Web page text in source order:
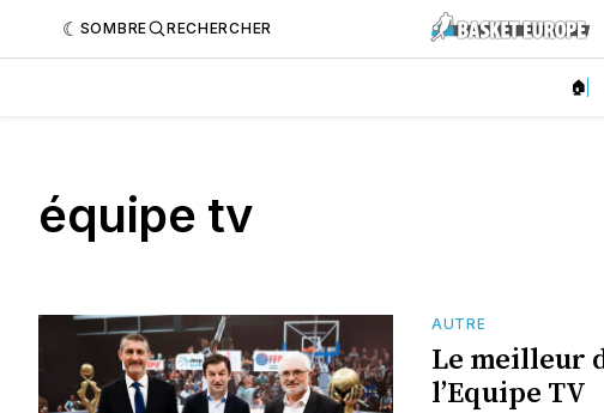
SOMBRE RECHERCHER
🏠
équipe tv
AUTRE
Le meilleur
l’Equipe TV